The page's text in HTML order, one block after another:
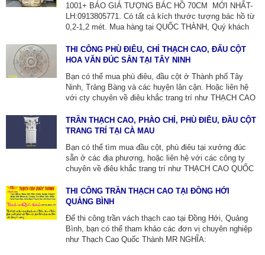
1001+ BÁO GIÁ TƯỢNG BÁC HỒ 70CM MỚI NHẤT-
LH:0913805771. Có tất cả kích thước tượng bác hồ từ
0,2-1,2 mét. Mua hàng tại QUỐC THÀNH, Quý khách
phẩm lên đến 12 tháng. Giao hàng tận nơi trên toàn
quốc.
THI CÔNG PHÙ ĐIÊU, CHỈ THẠCH CAO, ĐẤU CỘT
HOA VĂN ĐÚC SẴN TẠI TÂY NINH
Bạn có thể mua phù điêu, đầu cột ở Thành phố Tây
Ninh, Trảng Bàng và các huyện lân cận. Hoặc liên hệ
với cty chuyên về điêu khắc trang trí như THẠCH CAO
này chuyên cung cấp sản phẩm phù điêu xi măng đúc
sẵn chất lượng cao, với nhiều mẫu mã đa dạng, lắp đặt
TRẦN THẠCH CAO, PHÀO CHỈ, PHÙ ĐIÊU, ĐẦU CỘT
TRANG TRÍ TẠI CÀ MAU
Bạn có thể tìm mua đầu cột, phù điêu tại xưởng đúc
sẵn ở các địa phương, hoặc liên hệ với các công ty
chuyên về điêu khắc trang trí như THẠCH CAO QUỐC
hàng. Các cty này chuyên cung cấp các sản phẩm phào
chỉ xi măng đúc sẵn chất lượng cao, với nhiều mẫu mã
THI CÔNG TRẦN THẠCH CAO TẠI ĐỒNG HỚI
QUẢNG BÌNH
Để thi công trần vách thạch cao tại Đồng Hới, Quảng
Bình, bạn có thể tham khảo các đơn vị chuyên nghiệp
như Thạch Cao Quốc Thành MR NGHĨA: